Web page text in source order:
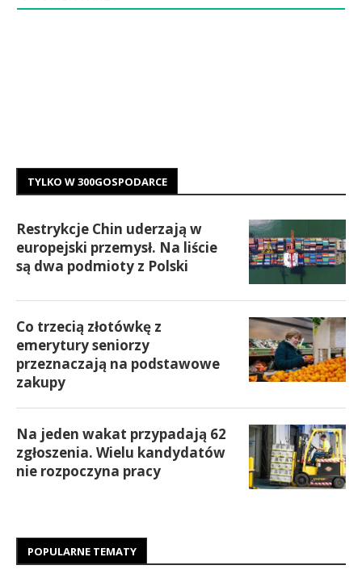
TYLKO W 300GOSPODARCE
Restrykcje Chin uderzają w
europejski przemysł. Na liście
są dwa podmioty z Polski
Co trzecią złotówkę z
emerytury seniorzy
przeznaczają na podstawowe
zakupy
Na jeden wakat przypadają 62
zgłoszenia. Wielu kandydatów
nie rozpoczyna pracy
POPULARNE TEMATY